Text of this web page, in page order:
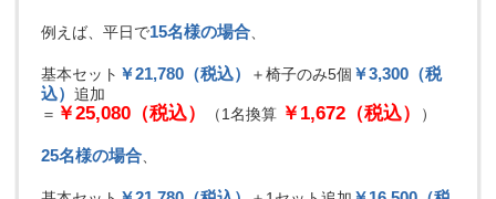
例えば、平日で15名様の場合
基本セット ￥21,780（税込） ＋椅子のみ5個 ￥3,300（税
込）追加
＝ ￥25,080（税込） （1名換算 ￥1,672（税込） ）
25名様の場合